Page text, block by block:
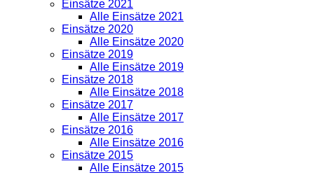
Einsätze 2021
Alle Einsätze 2021
Einsätze 2020
Alle Einsätze 2020
Einsätze 2019
Alle Einsätze 2019
Einsätze 2018
Alle Einsätze 2018
Einsätze 2017
Alle Einsätze 2017
Einsätze 2016
Alle Einsätze 2016
Einsätze 2015
Alle Einsätze 2015